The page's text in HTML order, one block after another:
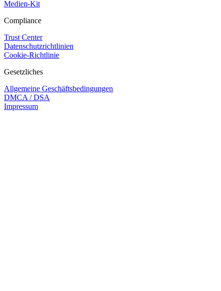
Medien-Kit
Compliance
Trust Center
Datenschutzrichtlinien
Cookie-Richtlinie
Gesetzliches
Allgemeine Geschäftsbedingungen
DMCA / DSA
Impressum